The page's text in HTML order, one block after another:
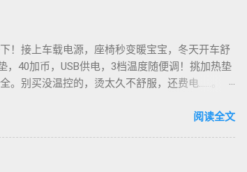
！接上车载电源，座椅秒变暖宝宝，冬天开车舒
40加币，USB供电，3档温度随便调！挑加热垫
。别买没温控的，烫太久不舒服，还费电……。买
，安全又舒服。冬天停车后收好垫子，别让雪水
出行更舒心！
阅读全文